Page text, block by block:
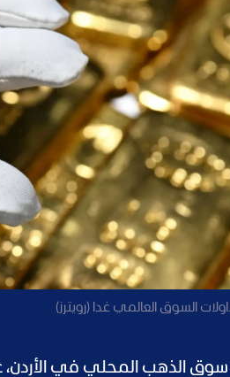
السوق العالمي غدا (رويترز)
الذهب المحلي في الأردن،